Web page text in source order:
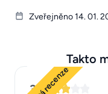
Zveřejněno 14. 01.
Takto
3